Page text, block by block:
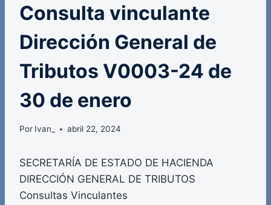
Consulta vinculante
Dirección General de
Tributos V0003-24 de
30 de enero
Por Ivan_ abril 22, 2024
SECRETARÍA DE ESTADO DE HACIENDA
DIRECCIÓN GENERAL DE TRIBUTOS
Consultas Vinculantes